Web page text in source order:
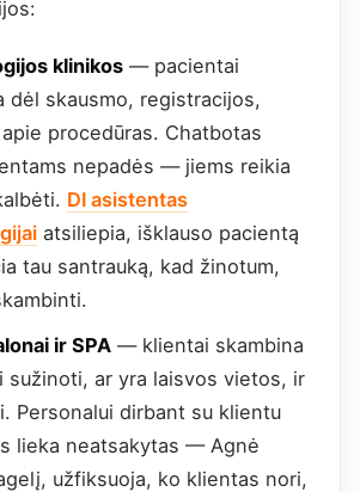
klinikos — pacientai
dėl skausmo, registracijos,
procedūras. Chatbotas
nepadės — jiems reikia
DI asistentas
atsiliepia, išklauso pacientą
tau santrauką, kad žinotum,
ir SPA — klientai skambina
sužinoti, ar yra laisvos vietos, ir
Personalui dirbant su klientu
lieka neatsakytas — Agnė
užfiksuoja, ko klientas nori,